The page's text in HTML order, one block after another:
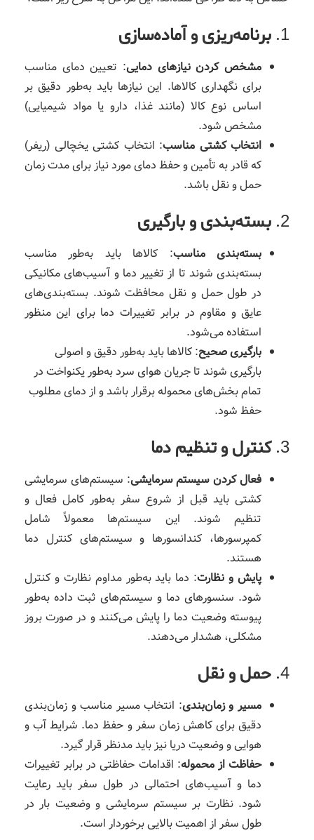
1. برنامه‌ریزی و آماده‌سازی
مشخص کردن نیازهای دمایی: تعیین دمای مناسب
برای نگهداری کالاها. این نیازها باید به‌طور دقیق بر
اساس نوع کالا (مانند غذا، دارو یا مواد شیمیایی)
مشخص شود.
انتخاب کشتی مناسب: انتخاب کشتی یخچالی (ریفر)
که قادر به تأمین و حفظ دمای مورد نیاز برای مدت زمان
حمل و نقل باشد.
2. بسته‌بندی و بارگیری
بسته‌بندی مناسب: کالاها باید به‌طور مناسب
بسته‌بندی شوند تا از تغییر دما و آسیب‌های مکانیکی
در طول حمل و نقل محافظت شوند. بسته‌بندی‌های
عایق و مقاوم در برابر تغییرات دما برای این منظور
استفاده می‌شود.
بارگیری صحیح: کالاها باید به‌طور دقیق و اصولی
بارگیری شوند تا جریان هوای سرد به‌طور یکنواخت در
تمام بخش‌های محموله برقرار باشد و از دمای مطلوب
حفظ شود.
3. کنترل و تنظیم دما
فعال کردن سیستم سرمایشی: سیستم‌های سرمایشی
کشتی باید قبل از شروع سفر به‌طور کامل فعال و
تنظیم شوند. این سیستم‌ها معمولاً شامل
کمپرسورها، کندانسورها و سیستم‌های کنترل دما
هستند.
پایش و نظارت: دما باید به‌طور مداوم نظارت و کنترل
شود. سنسورهای دما و سیستم‌های ثبت داده به‌طور
پیوسته وضعیت دما را پایش می‌کنند و در صورت بروز
مشکلی، هشدار می‌دهند.
4. حمل و نقل
مسیر و زمان‌بندی: انتخاب مسیر مناسب و زمان‌بندی
دقیق برای کاهش زمان سفر و حفظ دما. شرایط آب و
هوایی و وضعیت دریا نیز باید مدنظر قرار گیرد.
حفاظت از محموله: اقدامات حفاظتی در برابر تغییرات
دما و آسیب‌های احتمالی در طول سفر باید رعایت
شود. نظارت بر سیستم سرمایشی و وضعیت بار در
طول سفر از اهمیت بالایی برخوردار است.